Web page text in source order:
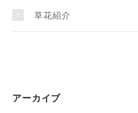
草花紹介
アーカイブ